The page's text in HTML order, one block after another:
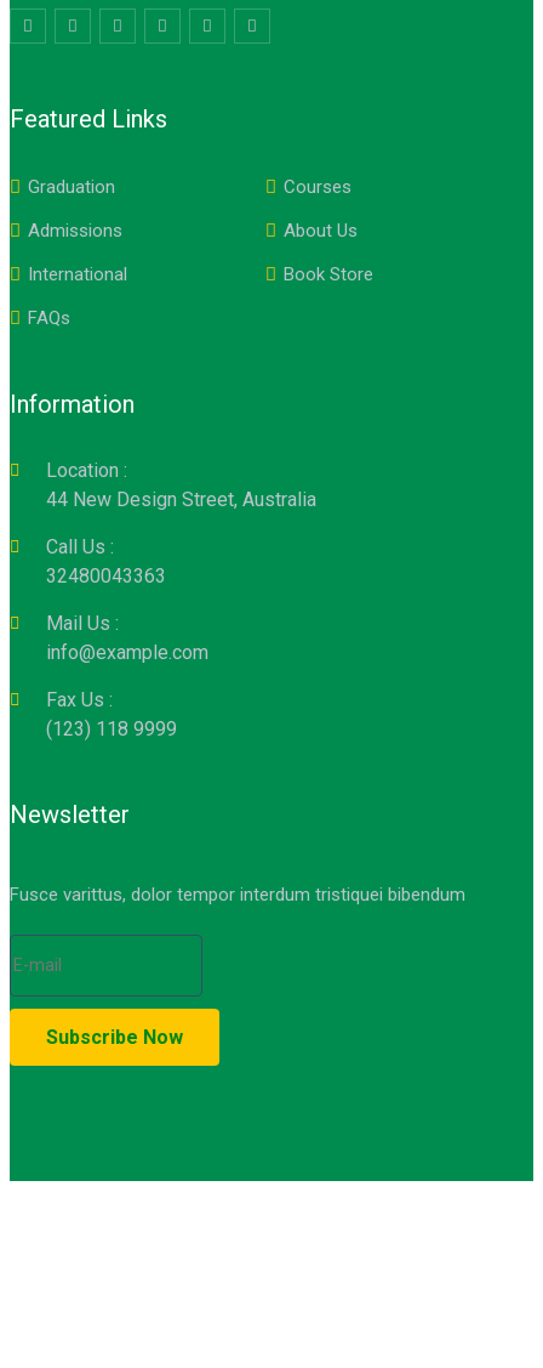
Featured Links
Graduation
Courses
Admissions
About Us
International
Book Store
FAQs
Information
Location :
44 New Design Street, Australia
Call Us :
32480043363
Mail Us :
info@example.com
Fax Us :
(123) 118 9999
Newsletter
Fusce varittus, dolor tempor interdum tristiquei bibendum